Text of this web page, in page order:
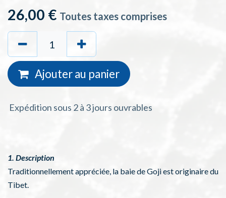
26,00 € Toutes taxes comprises
Ajouter au panier
Expédition sous 2 à 3 jours ouvrables
1. Description
Traditionnellement appréciée, la baie de Goji est originaire du
Tibet.